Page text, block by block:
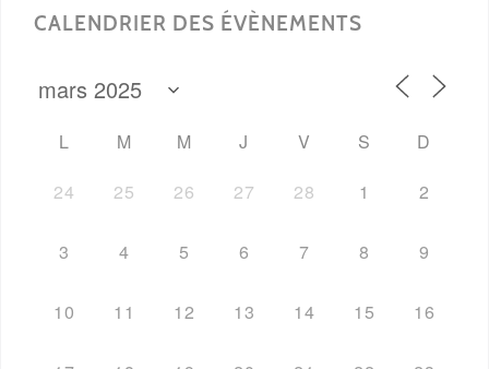
CALENDRIER DES ÉVÈNEMENTS
L M M J V S
D
24
25 26 27 28 1 2
3 4 5 6 7 8 9
10 11 12 13 14 15 16